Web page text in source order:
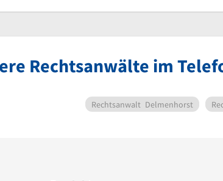
Rechtsanwälte im
Rechtsanwalt Delmenhorst